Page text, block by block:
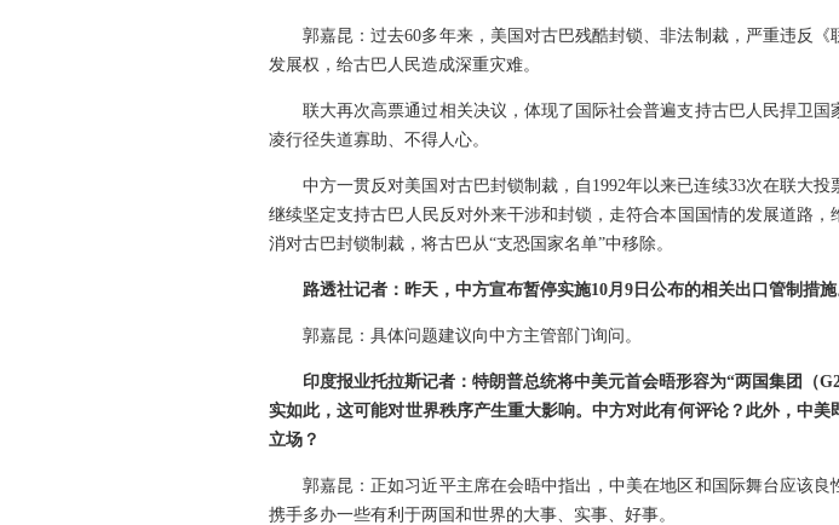
郭嘉昆：过去60多年来，美国对古巴残酷封锁、非法制裁，严重违反
发展权，给古巴人民造成深重灾难。
联大再次高票通过相关决议，体现了国际社会普遍支持古巴人民捍卫
凌行径失道寡助、不得人心。
中方一贯反对美国对古巴封锁制裁，自1992年以来已连续33次在联大
继续坚定支持古巴人民反对外来干涉和封锁，走符合本国国情的发展道路
消对古巴封锁制裁，将古巴从“支恐国家名单”中移除。
路透社记者：昨天，中方宣布暂停实施10月9日公布的相关出口管制措
郭嘉昆：具体问题建议向中方主管部门询问。
印度报业托拉斯记者：特朗普总统将中美元首会晤形容为“两国集团（
实如此，这可能对世界秩序产生重大影响。中方对此有何评论？此外，中
立场？
郭嘉昆：正如习近平主席在会晤中指出，中美在地区和国际舞台应该
携手多办一些有利于两国和世界的大事、实事、好事。